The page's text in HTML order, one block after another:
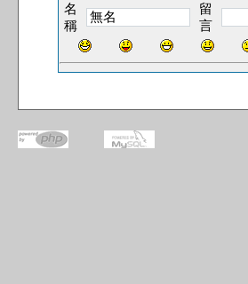
名
稱
留
言